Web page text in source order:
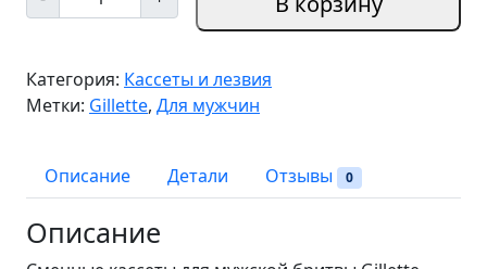
о
и
ч
е
в
о
т
Категория: Кассеты и лезвия
Метки: Gillette, Для мужчин
Описание Детали Отзывы 0
Описание